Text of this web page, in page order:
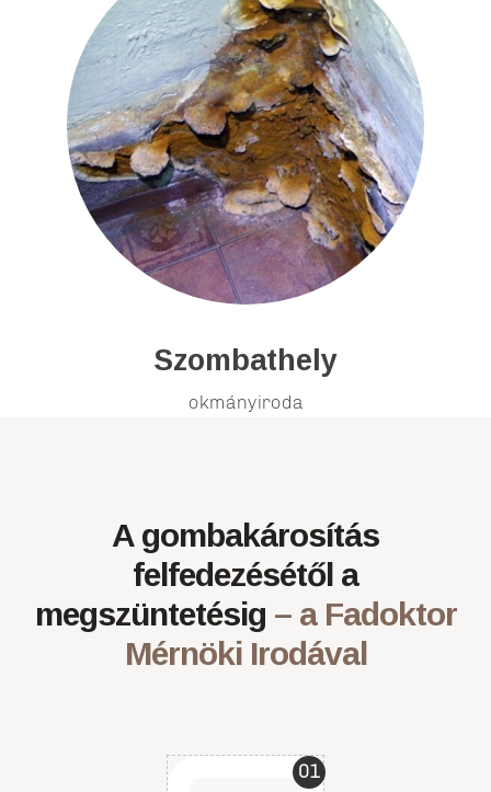
Szombathely
okmányiroda
A gombakárosítás
felfedezésétől a
megszüntetésig – a Fadoktor
Mérnöki Irodával
01